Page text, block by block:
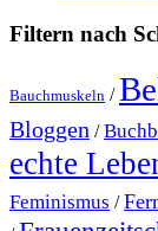
Filtern nach
Bauchmuskeln /
Bloggen /
echte
Feminismus /